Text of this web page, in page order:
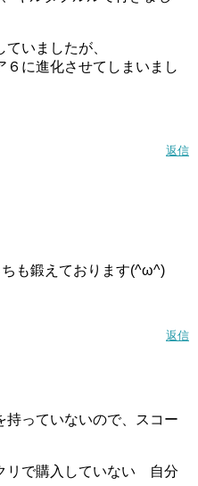
いましたが、
に進化させてしまいまし
返信
も鍛えております(^ω^)
返信
持っていないので、スコー
リで購入していない 自分